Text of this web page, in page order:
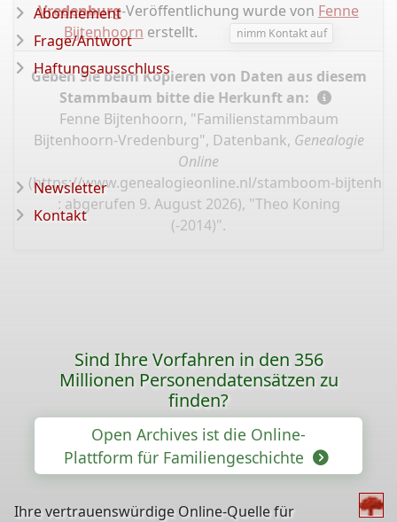
Vredenburg-Veröffentlichung wurde von Fenne
Bijtenhoorn erstellt. nimm Kontakt auf
Geben Sie beim Kopieren von Daten aus diesem
Stammbaum bitte die Herkunft an:
Fenne Bijtenhoorn, "Familienstammbaum
Bijtenhoorn-Vredenburg", Datenbank, Genealogie
Online
(https://www.genealogieonline.nl/stamboom-
: abgerufen 9. August 2026), "Theo Koning
(-2014)".
Abonnement
Frage/Antwort
Haftungsausschluss
Newsletter
Kontakt
Sind Ihre Vorfahren in den 356
Millionen Personendatensätzen zu
finden?
Open Archives ist die Online-
Plattform für Familiengeschichte
Ihre vertrauenswürdige Online-Quelle für